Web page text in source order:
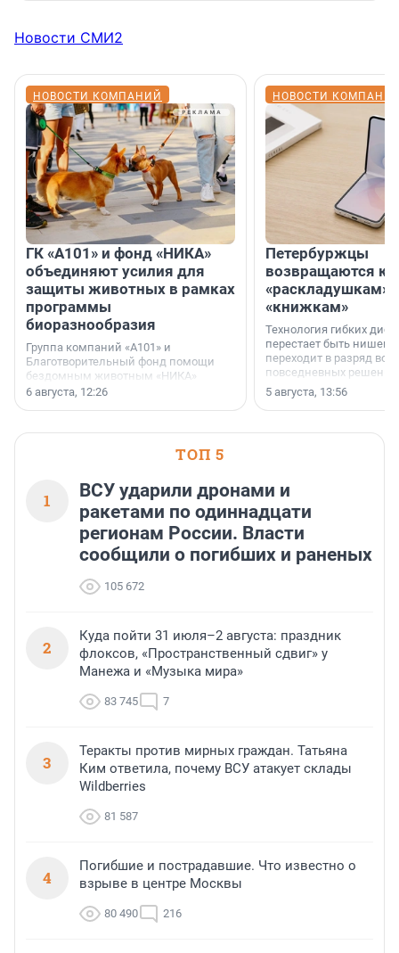
Новости СМИ2
НОВОСТИ КОМПАНИЙ
ГК «А101» и фонд «НИКА»
объединяют усилия для
защиты животных в рамках
программы
биоразнообразия
Группа компаний «А101» и
Благотворительный фонд помощи
бездомным животным «НИКА»
заключили соглашение о
6 августа, 12:26
НОВОСТИ
Петербуржцы
возвращаются к
«раскладушкам»
«книжкам»
Технология гибких
перестает быть
переходит в разряд
повседневных
5 августа, 13:56
ТОП 5
1
ВСУ ударили дронами и
ракетами по одиннадцати
регионам России. Власти
сообщили о погибших и раненых
105 672
2
Куда пойти 31 июля–2 августа: праздник
флоксов, «Пространственный сдвиг» у
Манежа и «Музыка мира»
83 745 7
3
Теракты против мирных граждан. Татьяна
Ким ответила, почему ВСУ атакует склады
Wildberries
81 587
4
Погибшие и пострадавшие. Что известно о
взрыве в центре Москвы
80 490 216